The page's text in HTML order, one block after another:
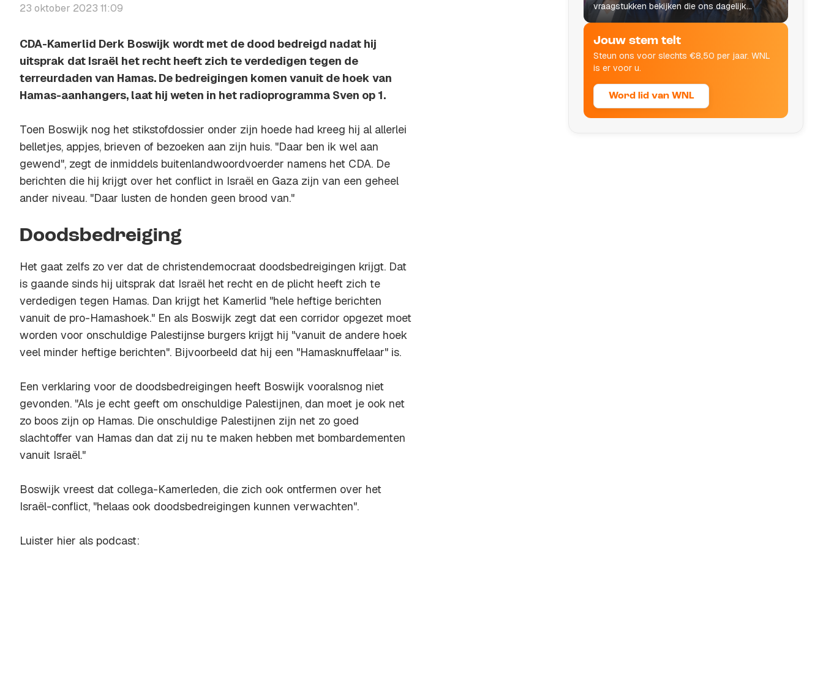
23 oktober 2023 11:09
CDA-Kamerlid Derk Boswijk wordt met de dood bedreigd nadat hij
uitsprak dat Israël het recht heeft zich te verdedigen tegen de
terreurdaden van Hamas. De bedreigingen komen vanuit de hoek van
Hamas-aanhangers, laat hij weten in het radioprogramma Sven op 1.
Toen Boswijk nog het stikstofdossier onder zijn hoede had kreeg hij al allerlei
belletjes, appjes, brieven of bezoeken aan zijn huis. "Daar ben ik wel aan
gewend", zegt de inmiddels buitenlandwoordvoerder namens het CDA. De
berichten die hij krijgt over het conflict in Israël en Gaza zijn van een geheel
ander niveau. "Daar lusten de honden geen brood van."
Doodsbedreiging
Het gaat zelfs zo ver dat de christendemocraat doodsbedreigingen krijgt. Dat
is gaande sinds hij uitsprak dat Israël het recht en de plicht heeft zich te
verdedigen tegen Hamas. Dan krijgt het Kamerlid "hele heftige berichten
vanuit de pro-Hamashoek." En als Boswijk zegt dat een corridor opgezet moet
worden voor onschuldige Palestijnse burgers krijgt hij "vanuit de andere hoek
veel minder heftige berichten". Bijvoorbeeld dat hij een "Hamasknuffelaar" is.
Een verklaring voor de doodsbedreigingen heeft Boswijk vooralsnog niet
gevonden. "Als je echt geeft om onschuldige Palestijnen, dan moet je ook net
zo boos zijn op Hamas. Die onschuldige Palestijnen zijn net zo goed
slachtoffer van Hamas dan dat zij nu te maken hebben met bombardementen
vanuit Israël."
Boswijk vreest dat collega-Kamerleden, die zich ook ontfermen over het
Israël-conflict, "helaas ook doodsbedreigingen kunnen verwachten".
Luister hier als podcast:
vraagstukken bekijken die ons dagelijks
leven raken.
Jouw stem telt
Steun ons voor slechts €8,50 per jaar. WNL
is er voor u.
Word lid van WNL